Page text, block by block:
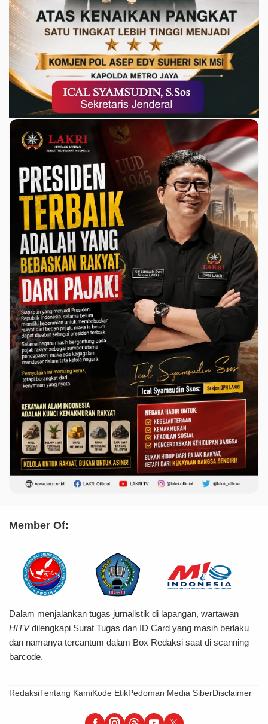
Member Of:
Dalam menjalankan tugas jurnalistik di lapangan, wartawan
HITVdilengkapi Surat Tugas dan ID Card yang masih berlaku
dan namanya tercantum dalam Box Redaksi saat di scanning
barcode.
RedaksiTentang KamiKode EtikPedoman Media SiberDisclaimer